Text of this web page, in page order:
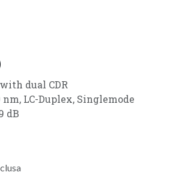
with dual CDR
nm, LC-Duplex, Singlemode
dB